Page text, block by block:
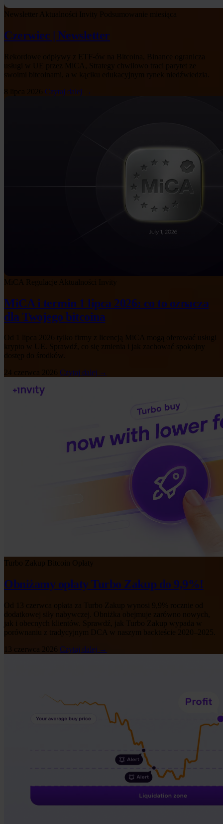
Newsletter Aktualności Invity Podsumowanie miesiąca
Czerwiec | Newsletter
Rekordowe odpływy z ETF-ów na Bitcoina, Binance ogranicza
usługi w UE przez MiCA, Strategy chwilowo traci parytet ze
swoimi bitcoinami, a w kąciku edukacyjnym rynek niedźwiedzia.
Czytaj dalej →
MiCA Regulacje Aktualności Invity
MiCA i termin 1 lipca 2026: co to oznacza
dla Twojego bitcoina
Od 1 lipca 2026 tylko firmy z licencją MiCA mogą oferować usługi
krypto w UE. Sprawdź, co się zmienia i jak zachować spokojny
dostęp do środków.
24 czerwca 2026 Czytaj dalej →
Turbo Zakup Bitcoin Opłaty
Obniżamy opłaty Turbo Zakup do 9,9%!
Od 13 czerwca opłata za Turbo Zakup wynosi 9,9% rocznie od
dodatkowej siły nabywczej. Obniżka obejmuje zarówno nowych,
jak i obecnych klientów. Sprawdź, jak Turbo Zakup wypada w
porównaniu z tradycyjnym DCA w naszym backteście 2020–2025.
13 czerwca 2026 Czytaj dalej →